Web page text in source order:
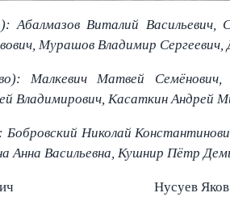
Абалмазов Виталий Васильевич,
Мурашов Владимир Сергеевич,
Малкевич Матвей
Владимирович, Касаткин Андрей
Николай
Анна Васильевна, Кушнир Пётр
Нусуев